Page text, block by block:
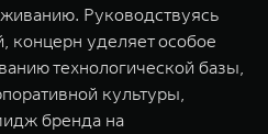
Руководствуясь
концерн уделяет особое
технологической базы,
культуры,
бренда на